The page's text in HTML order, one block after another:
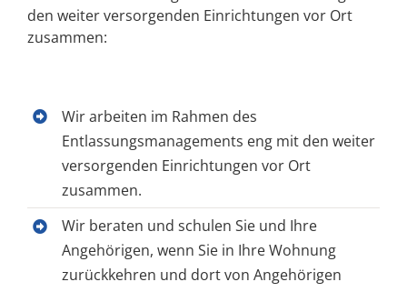
den weiter versorgenden Einrichtungen vor Ort
zusammen:
Wir arbeiten im Rahmen des
Entlassungsmanagements eng mit den weiter
versorgenden Einrichtungen vor Ort
zusammen.
Wir beraten und schulen Sie und Ihre
Angehörigen, wenn Sie in Ihre Wohnung
zurückkehren und dort von Angehörigen